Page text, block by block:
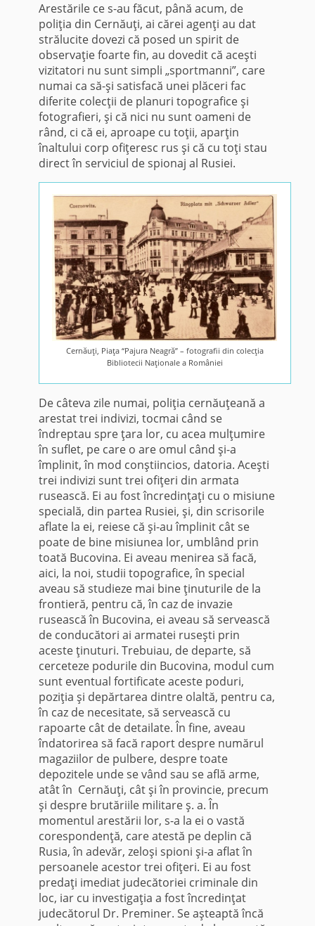
Arestările ce s-au făcut, până acum, de
poliţia din Cernăuţi, ai cărei agenţi au dat
strălucite dovezi că posed un spirit de
observaţie foarte fin, au dovedit că aceşti
vizitatori nu sunt simpli „sportmanni”, care
numai ca să-şi satisfacă unei plăceri fac
diferite colecţii de planuri to­pografice şi
fotografieri, şi că nici nu sunt oameni de
rând, ci că ei, aproape cu toţii, aparţin
înaltului corp ofiţeresc rus şi că cu toţi stau
direct în serviciul de spionaj al Rusiei.
Cernăuţi, Piaţa “Pajura Neagră” – fotografii din colecţia
Bibliotecii Naţionale a României
De câteva zile numai, poliţia cernăuţeană a
arestat trei indivizi, tocmai când se
îndreptau spre ţara lor, cu acea mulţumire
în suflet, pe care o are omul când şi-a
împlinit, în mod conştiincios, datoria. Aceşti
trei indivizi sunt trei ofiţeri din ar­mata
rusească. Ei au fost încredinţaţi cu o misiune
specială, din partea Rusiei, şi, din scrisorile
aflate la ei, reiese că şi-au îm­plinit cât se
poate de bine misiunea lor, umblând prin
toată Bucovina. Ei aveau menirea să facă,
aici, la noi, studii topogra­fice, în special
aveau să studieze mai bine ţinuturile de la
frontieră, pentru că, în caz de invazie
rusească în Bucovina, ei aveau să servească
de conducători ai armatei ruseşti prin
aceste ţinuturi. Trebuiau, de departe, să
cerceteze podurile din Bucovina, modul cum
sunt eventual fortificate aceste poduri,
poziţia şi depărtarea dintre olaltă, pentru ca,
în caz de necesitate, să servească cu
rapoarte cât de detailate. În fine, aveau
îndatorirea să facă raport despre numărul
magaziilor de pulbere, despre toate
depozitele unde se vând sau se află arme,
atât în Cernăuţi, cât şi în provincie, precum
şi despre brutăriile militare ş. a. În
momentul arestării lor, s-a la ei o vastă
corespondenţă, care atestă pe deplin că
Rusia, în adevăr, zeloşi spioni şi-a aflat în
persoanele acestor trei ofiţeri. Ei au fost
predaţi imediat judecă­toriei criminale din
loc, iar cu investigaţia a fost încredinţat
judecătorul Dr. Preminer. Se aşteaptă încă